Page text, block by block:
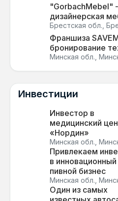
"GorbachMebel" -
дизайнерская
Брестская обл.,
Франшиза
бронирование
Минская обл.,
Инвестиции
Инвестор в
медицинский
«Нордин»
Минская обл.,
Привлекаем
в инновационный
пивной бизнес
Минская обл.,
Один из самых